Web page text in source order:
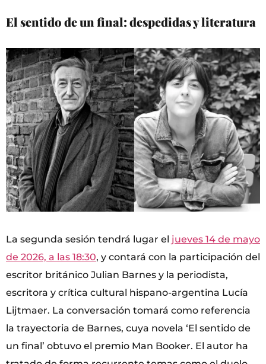
El sentido de un final: despedidas y literatura
La segunda sesión tendrá lugar el jueves 14 de mayo
de 2026, a las 18:30, y contará con la participación del
escritor británico Julian Barnes y la periodista,
escritora y crítica cultural hispano-argentina Lucía
Lijtmaer. La conversación tomará como referencia
la trayectoria de Barnes, cuya novela ‘El sentido de
un final’ obtuvo el premio Man Booker. El autor ha